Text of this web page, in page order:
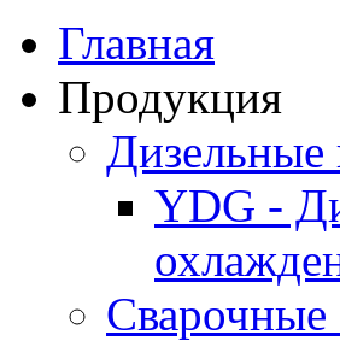
Главная
Продукция
Дизельные
YDG -
Cварочные